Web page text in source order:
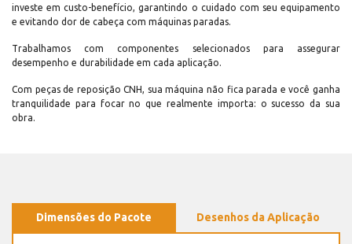
investe em custo-benefício, garantindo o cuidado com seu equipamento
e evitando dor de cabeça com máquinas paradas.
Trabalhamos com componentes selecionados para assegurar
desempenho e durabilidade em cada aplicação.
Com peças de reposição CNH, sua máquina não fica parada e você ganha
tranquilidade para focar no que realmente importa: o sucesso da sua
obra.
Dimensões do Pacote Desenhos da Aplicação